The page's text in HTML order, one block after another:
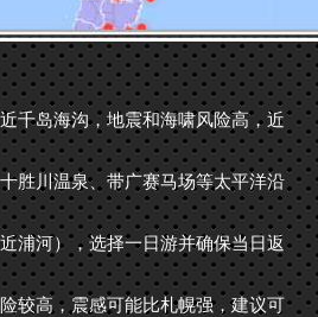
千岛海沟，地震和海啸风险高，近
胜川温泉、带广赛马场等太平洋沿
浦河），选择一日游并确保当日返
较高，震感可能比札幌强，建议可